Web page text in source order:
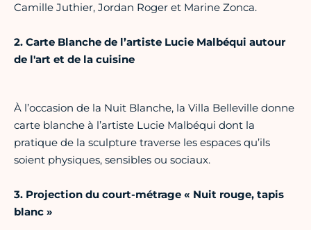
Camille Juthier, Jordan Roger et Marine Zonca.
2. Carte Blanche de l’artiste Lucie Malbéqui autour
de l'art et de la cuisine
À l’occasion de la Nuit Blanche, la Villa Belleville donne
carte blanche à l’artiste Lucie Malbéqui dont la
pratique de la sculpture traverse les espaces qu’ils
soient physiques, sensibles ou sociaux.
3. Projection du court-métrage « Nuit rouge, tapis
blanc »